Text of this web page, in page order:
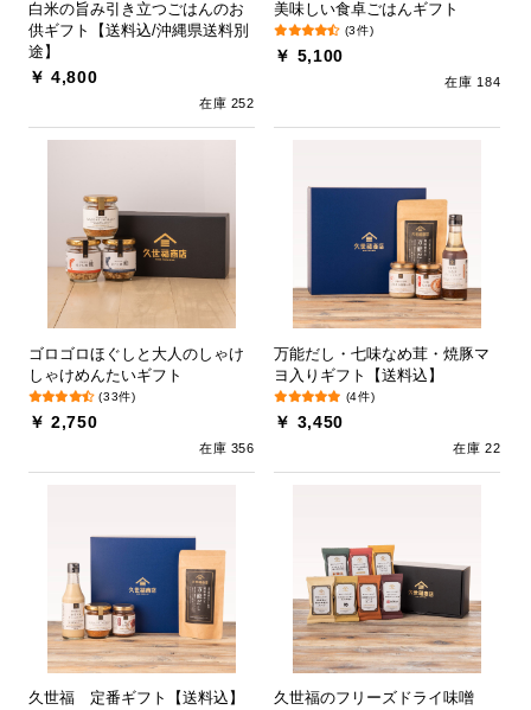
白米の旨み引き立つごはんのお
供ギフト【送料込/沖縄県送料別
途】
￥ 4,800
在庫 252
美味しい食卓ごはんギフト
(3件)
￥ 5,100
在庫 184
ゴロゴロほぐしと大人のしゃけ
しゃけめんたいギフト
(33件)
￥ 2,750
在庫 356
万能だし・七味なめ茸・焼豚マ
ヨ入りギフト【送料込】
(4件)
￥ 3,450
在庫 22
久世福 定番ギフト【送料込】
久世福のフリーズドライ味噌